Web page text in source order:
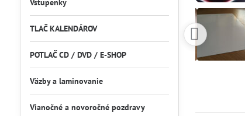
Vstupenky
TLAČ KALENDÁROV
POTLAČ CD / DVD / E-SHOP
Väzby a laminovanie
Vianočné a novoročné pozdravy